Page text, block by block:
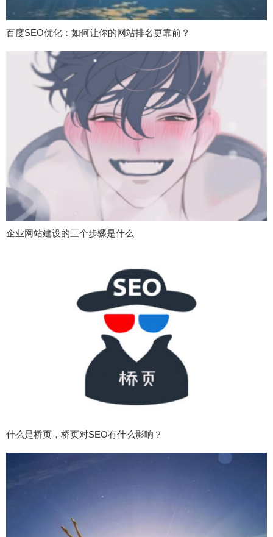
百度SEO优化：如何让你的网站排名更靠前？
企业网站建设的三个步骤是什么
什么是桥页，桥页对SEO有什么影响？